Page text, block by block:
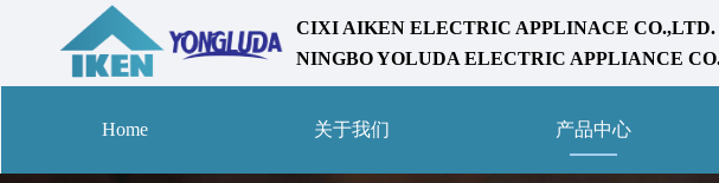
CIXI AIKEN ELECTRIC APPLINACE CO.,LTD.
NINGBO YOLUDA ELECTRIC APPLIANCE
Home 关于我们 产品中心